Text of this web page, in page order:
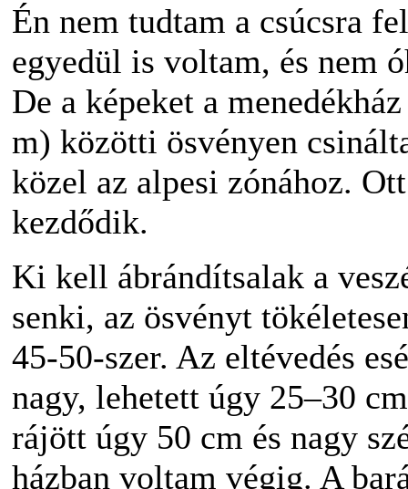
Én nem tudtam a csúcsra
egyedül is voltam, és nem
De a képeket a
m) közötti ösvényen
közel az alpesi zónához.
kezdődik.
Ki kell ábrándítsalak a
senki, az ösvényt
45-50-szer. Az eltévedés
nagy, lehetett úgy 25–30
rájött úgy 50 cm és nagy
házban voltam végig. A